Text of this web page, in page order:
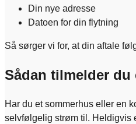
Din nye adresse
Datoen for din flytning
Så sørger vi for, at din aftale
Sådan tilmelder du
Har du et sommerhus eller en
selvfølgelig strøm til. Heldigvis